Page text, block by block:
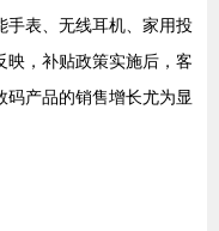
手表、无线耳机、家用投
映，补贴政策实施后，客
产品的销售增长尤为显